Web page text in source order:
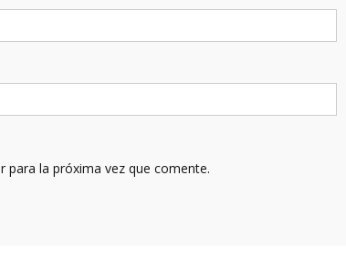
para la próxima vez que comente.